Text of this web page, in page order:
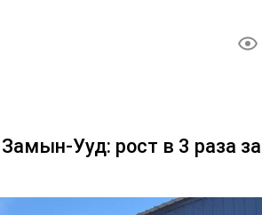
Ууд: рост в 3 раза